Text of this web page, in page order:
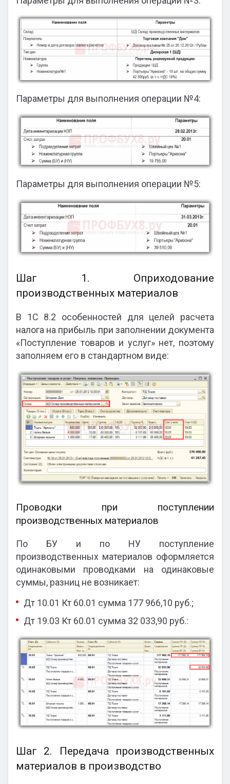
Параметры для выполнения операции №4:
Параметры для выполнения операции №5:
Шаг 1. Оприходование
производственных материалов
В 1С 8.2 особенностей для целей расчета
налога на прибыль при заполнении документа
«Поступление товаров и услуг» нет, поэтому
заполняем его в стандартном виде:
Проводки при поступлении
производственных материалов
По БУ и по НУ поступление
производственных материалов оформляется
одинаковыми проводками на одинаковые
суммы, разниц не возникает:
Дт 10.01 Кт 60.01 сумма 177 966,10 руб.;
Дт 19.03 Кт 60.01 сумма 32 033,90 руб.:
Шаг 2. Передача производственных
материалов в производство